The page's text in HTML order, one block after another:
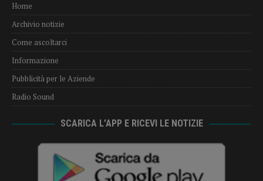
Home
Archivio notizie
Come ascoltarci
Informazione
Pubblicità per le Aziende
Radio Sound
SCARICA L’APP E RICEVI LE NOTIZIE